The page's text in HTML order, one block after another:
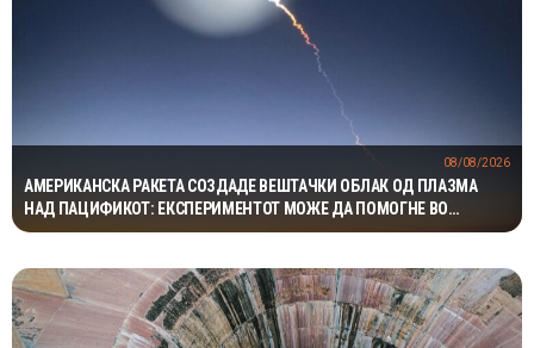
АМЕРИКАНСКА РАКЕТА СОЗДАДЕ ВЕШТАЧКИ ОБЛАК ОД ПЛАЗМА
НАД ПАЦИФИКОТ: ЕКСПЕРИМЕНТОТ МОЖЕ ДА ПОМОГНЕ ВО
ЗАШТИТАТА НА САТЕЛИТИТЕ
08/08/2026